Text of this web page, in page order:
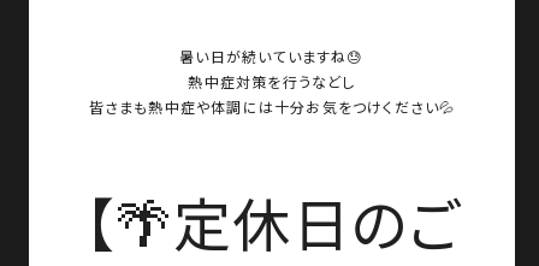
暑い日が続いていますね😓
熱中症対策を行うなどし
皆さまも熱中症や体調には十分お気をつけください💦
【🌴定休日のご